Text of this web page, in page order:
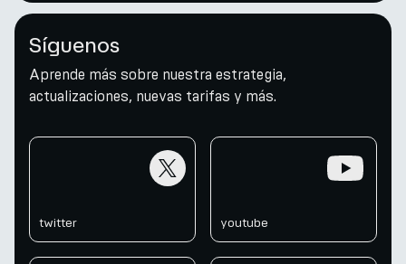
Síguenos
Aprende más sobre nuestra estrategia,
actualizaciones, nuevas tarifas y más.
twitter youtube